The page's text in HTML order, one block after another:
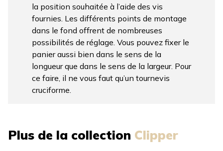
la position souhaitée à l’aide des vis
fournies. Les différents points de montage
dans le fond offrent de nombreuses
possibilités de réglage. Vous pouvez fixer le
panier aussi bien dans le sens de la
longueur que dans le sens de la largeur. Pour
ce faire, il ne vous faut qu’un tournevis
cruciforme.
Plus de la collection Clipper